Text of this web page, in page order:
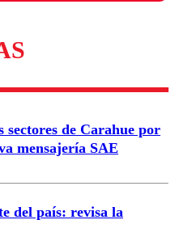
para garantizar un
sectores de Carahue por
mensajería SAE
del país: revisa la